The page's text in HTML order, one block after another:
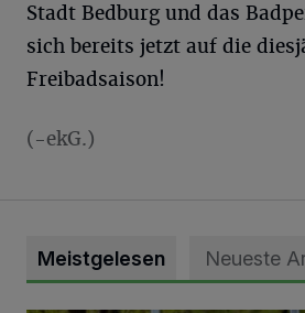
Stadt Bedburg und das
sich bereits jetzt auf die
Freibadsaison!
(-ekG.)
Meistgelesen Neueste